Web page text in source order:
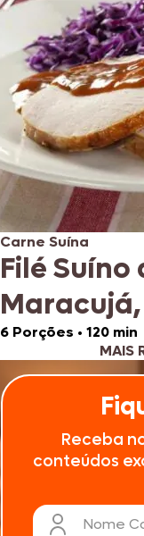
Carne Suína
Filé
6 Porções • 120 min
MAIS
Receba
conteúdos
Nome